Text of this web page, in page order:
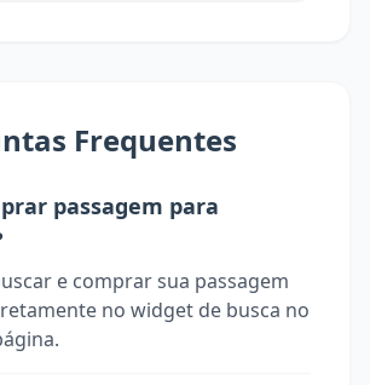
Frequentes
passagem para
e comprar sua passagem
no widget de busca no